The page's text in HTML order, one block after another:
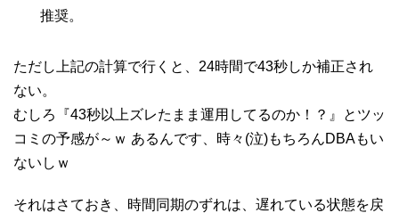
推奨。
ただし上記の計算で行くと、24時間で43秒しか補正され
ない。
むしろ『43秒以上ズレたまま運用してるのか！？』とツッ
コミの予感が～ｗ あるんです、時々(泣)もちろんDBAもい
ないしｗ
それはさておき、時間同期のずれは、遅れている状態を戻